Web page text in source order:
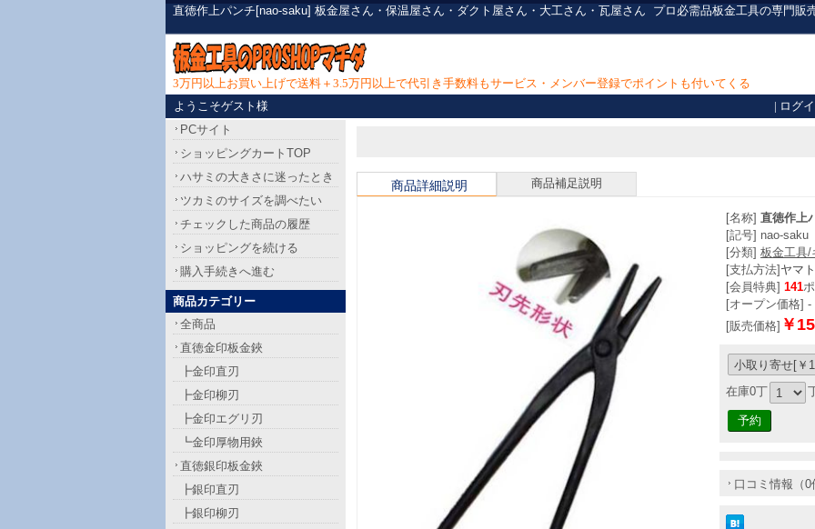
直徳作上パンチ[nao-saku] 板金屋さん・保温屋さん・ダクト屋さん・大工さん・瓦屋さん プロ必需品板金工具の専門販
3万円以上お買い上げで送料＋3.5万円以上で代引き手数料もサービス・メンバー登録でポイントも付いてくる
ようこそゲスト様
| ログ
商品詳細説明 商品補足説明
[名称] 直徳作上
[記号] nao-saku
[分類] 板金工具/
[支払方法] ヤマ
[会員特典] 141
[オープン価格] -
[販売価格] ￥
在庫0丁
口コミ情報（0
PCサイト
ショッピングカートTOP
ハサミの大きさに迷ったとき
ツカミのサイズを調べたい
チェックした商品の履歴
ショッピングを続ける
購入手続きへ進む
商品カテゴリー
全商品
直徳金印板金鋏
┣金印直刃
┣金印柳刃
┣金印エグリ刃
┗金印厚物用鋏
直徳銀印板金鋏
┣銀印直刃
┣銀印柳刃